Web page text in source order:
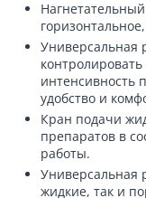
Универсальная
интенсивность
удобство и
Кран подачи
препаратов в
работы.
Универсальная
жидкие, так и